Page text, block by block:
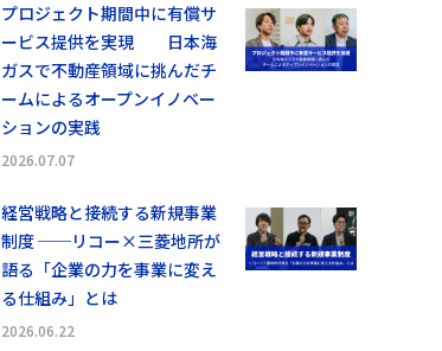
プロジェクト期間中に有償サ
ービス提供を実現 日本海
ガスで不動産領域に挑んだチ
ームによるオープンイノベー
ションの実践
2026.07.07
経営戦略と接続する新規事業
制度 ──リコー×三菱地所が
語る「企業の力を事業に変え
る仕組み」とは
2026.06.22